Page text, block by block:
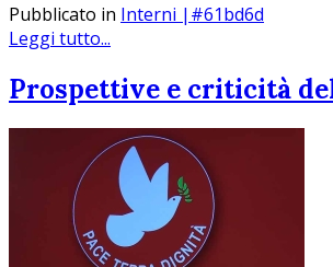
Pubblicato in Interni |#61bd6d
Leggi tutto...
Prospettive e criticità